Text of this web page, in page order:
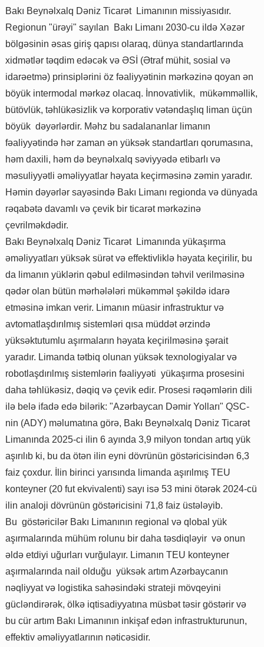
Bakı Beynəlxalq Dəniz Ticarət Limanının missiyasıdır.
Regionun "ürəyi" sayılan Bakı Limanı 2030-cu ildə Xəzər
bölgəsinin əsas giriş qapısı olaraq, dünya standartlarında
xidmətlər təqdim edəcək və ƏSİ (Ətraf mühit, sosial və
idarəetmə) prinsiplərini öz fəaliyyətinin mərkəzinə qoyan ən
böyük intermodal mərkəz olacaq. İnnovativlik, mükəmməllik,
bütövlük, təhlükəsizlik və korporativ vətəndaşlıq liman üçün
böyük dəyərlərdir. Məhz bu sadalananlar limanın
fəaliyyətində hər zaman ən yüksək standartları qorumasına,
həm daxili, həm də beynəlxalq səviyyədə etibarlı və
məsuliyyətli əməliyyatlar həyata keçirməsinə zəmin yaradır.
Həmin dəyərlər sayəsində Bakı Limanı regionda və dünyada
rəqabətə davamlı və çevik bir ticarət mərkəzinə
çevrilməkdədir.
Bakı Beynəlxalq Dəniz Ticarət Limanında yükaşırma
əməliyyatları yüksək sürət və effektivliklə həyata keçirilir, bu
da limanın yüklərin qəbul edilməsindən təhvil verilməsinə
qədər olan bütün mərhələləri mükəmməl şəkildə idarə
etməsinə imkan verir. Limanın müasir infrastruktur və
avtomatlaşdırılmış sistemləri qısa müddət ərzində
yüksəktutumlu aşırmaların həyata keçirilməsinə şərait
yaradır. Limanda tətbiq olunan yüksək texnologiyalar və
robotlaşdırılmış sistemlərin fəaliyyəti yükaşırma prosesini
daha təhlükəsiz, dəqiq və çevik edir. Prosesi rəqəmlərin dili
ilə belə ifadə edə bilərik: "Azərbaycan Dəmir Yolları" QSC-
nin (ADY) məlumatına görə, Bakı Beynəlxalq Dəniz Ticarət
Limanında 2025-ci ilin 6 ayında 3,9 milyon tondan artıq yük
aşırılıb ki, bu da ötən ilin eyni dövrünün göstəricisindən 6,3
faiz çoxdur. İlin birinci yarısında limanda aşırılmış TEU
konteyner (20 fut ekvivalenti) sayı isə 53 mini ötərək 2024-cü
ilin analoji dövrünün göstəricisini 71,8 faiz üstələyib.
Bu göstəricilər Bakı Limanının regional və qlobal yük
aşırmalarında mühüm rolunu bir daha təsdiqləyir və onun
əldə etdiyi uğurları vurğulayır. Limanın TEU konteyner
aşırmalarında nail olduğu yüksək artım Azərbaycanın
nəqliyyat və logistika sahəsindəki strateji mövqeyini
gücləndirərək, ölkə iqtisadiyyatına müsbət təsir göstərir və
bu cür artım Bakı Limanının inkişaf edən infrastrukturunun,
effektiv əməliyyatlarının nəticəsidir.